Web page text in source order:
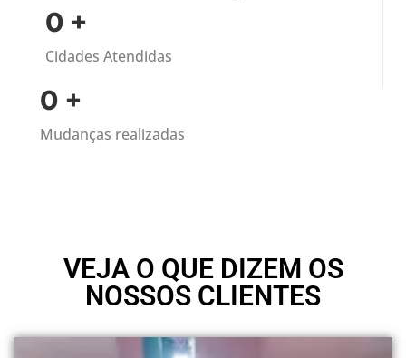
0 +
Cidades Atendidas
0 +
Mudanças realizadas
VEJA O QUE DIZEM OS
NOSSOS CLIENTES